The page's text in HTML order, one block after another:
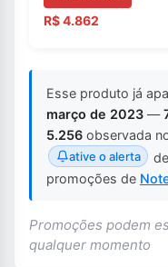
R$ 4.862
Esse produto já
março de 2023 —
5.256 observada
ative o alerta
promoções de
Promoções podem
qualquer momento